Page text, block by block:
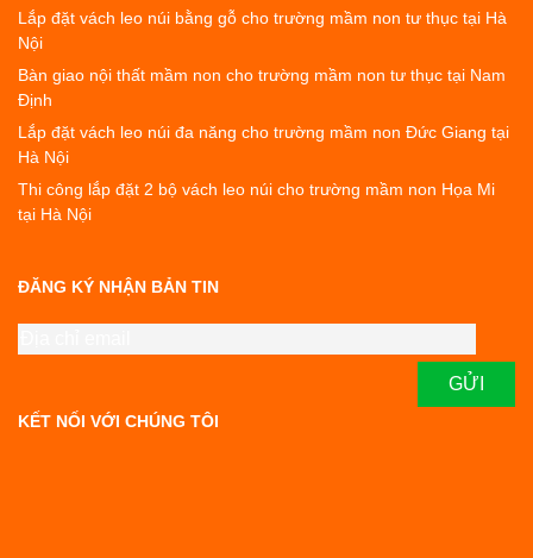
Lắp đặt vách leo núi bằng gỗ cho trường mầm non tư thục tại Hà
Nội
Bàn giao nội thất mầm non cho trường mầm non tư thục tại Nam
Định
Lắp đặt vách leo núi đa năng cho trường mầm non Đức Giang tại
Hà Nội
Thi công lắp đặt 2 bộ vách leo núi cho trường mầm non Họa Mi
tại Hà Nội
ĐĂNG KÝ NHẬN BẢN TIN
KẾT NỐI VỚI CHÚNG TÔI